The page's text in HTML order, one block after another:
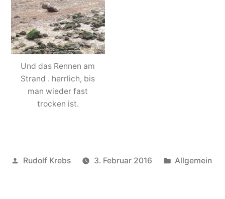
Und das Rennen am
Strand . herrlich, bis
man wieder fast
trocken ist.
Veröffentlicht
Rudolf Krebs 3. Februar 2016 Allgemein